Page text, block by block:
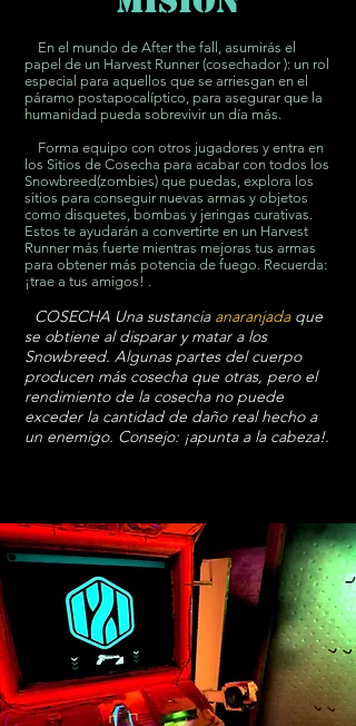
En el mundo de After the fall, asumirás el
papel de un Harvest Runner (cosechador ): un rol
especial para aquellos que se arriesgan en el
páramo postapocalíptico, para asegurar que la
humanidad pueda sobrevivir un día más.
Forma equipo con otros jugadores y entra en
los Sitios de Cosecha para acabar con todos los
Snowbreed(zombies) que puedas, explora los
sitios para conseguir nuevas armas y objetos
como disquetes, bombas y jeringas curativas.
Estos te ayudarán a convertirte en un Harvest
Runner más fuerte mientras mejoras tus armas
para obtener más potencia de fuego. Recuerda:
¡trae a tus amigos! .
COSECHA Una sustancia anaranjadaque
se obtiene al disparar y matar a los
Snowbreed. Algunas partes del cuerpo
producen más cosecha que otras, pero el
rendimiento de la cosecha no puede
exceder la cantidad de daño real hecho a
un enemigo. Consejo: ¡apunta a la cabeza!.